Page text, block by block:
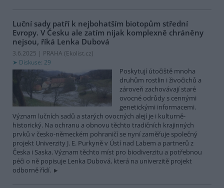
Luční sady patří k nejbohatším biotopům střední
Evropy. V Česku ale zatím nijak komplexně chráněny
nejsou, říká Lenka Dubová
3.6.2025 | PRAHA (Ekolist.cz)
Diskuse: 29
Poskytují útočiště mnoha
druhům rostlin i živočichů a
zároveň zachovávají staré
ovocné odrůdy s cennými
genetickými informacemi.
Význam lučních sadů a starých ovocných alejí je i kulturně-
historický. Na ochranu a obnovu těchto tradičních krajinných
prvků v česko-německém pohraničí se nyní zaměřuje společný
projekt Univerzity J. E. Purkyně v Ústí nad Labem a partnerů z
Česka i Saska. Význam těchto míst pro biodiverzitu a potřebnou
péči o ně popisuje Lenka Dubová, která na univerzitě projekt
odborně řídí.